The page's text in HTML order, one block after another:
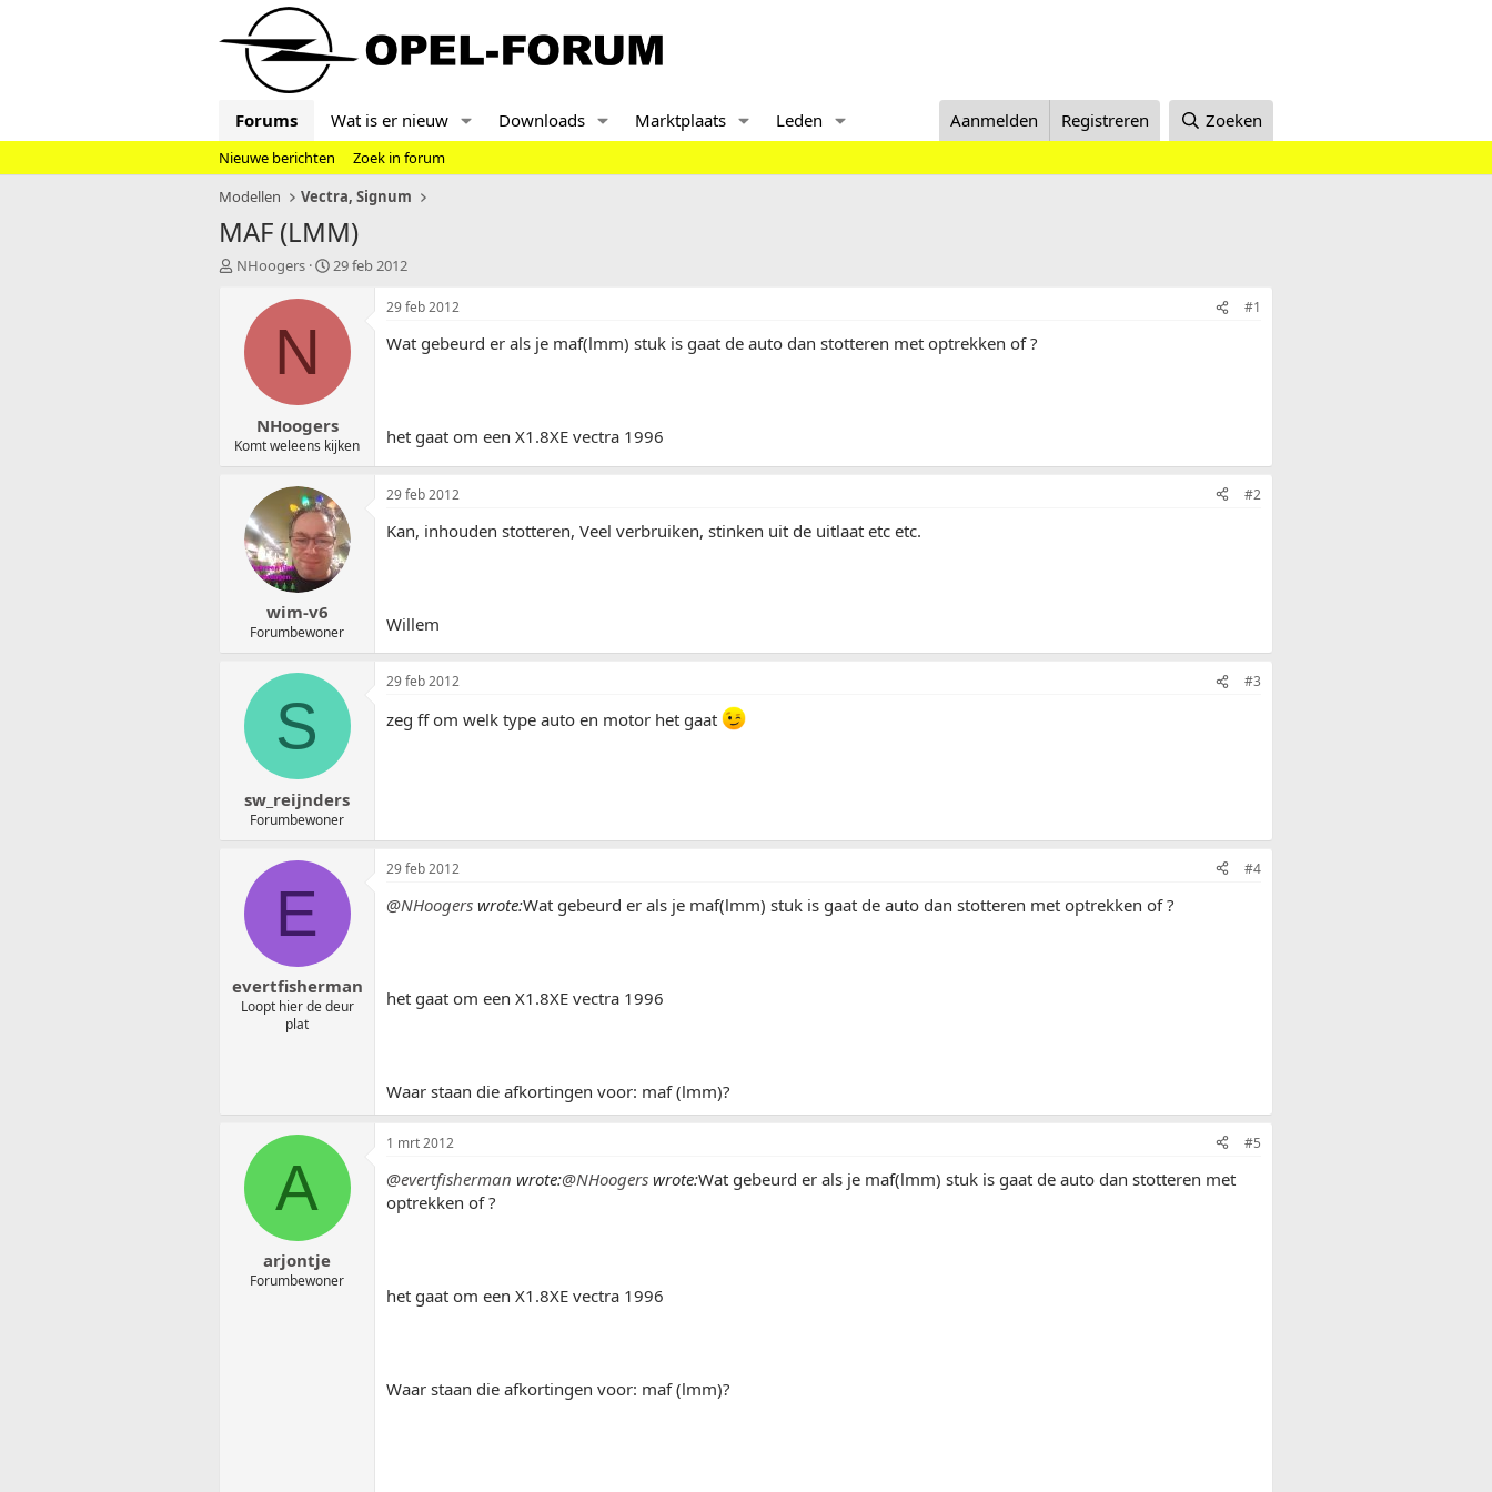
Forums Wat is er nieuw Downloads Marktplaats Leden Aanmelden Registreren Zoeken
Nieuwe berichten
Zoek in forum
Modellen
Vectra, Signum
MAF (LMM)
T
t
e
NHoogers
S
a
u
m
29 feb 2012
N
NHoogers
Komt weleens kijken
29 feb 2012 #1
Wat gebeurd er als je maf(lmm) stuk is gaat de auto dan stotteren met optrekken of ?
het gaat om een X1.8XE vectra 1996
wim-v6
Forumbewoner
29 feb 2012 #2
Kan, inhouden stotteren, Veel verbruiken, stinken uit de uitlaat etc etc.
Willem
S
sw_reijnders
Forumbewoner
29 feb 2012 #3
zeg ff om welk type auto en motor het gaat
E
evertfisherman
Loopt hier de deur
plat
29 feb 2012 #4
@NHoogers wrote:Wat gebeurd er als je maf(lmm) stuk is gaat de auto dan stotteren met optrekken of ?
het gaat om een X1.8XE vectra 1996
Waar staan die afkortingen voor: maf (lmm)?
A
arjontje
Forumbewoner
1 mrt 2012 #5
@evertfisherman wrote:@NHoogers wrote:Wat gebeurd er als je maf(lmm) stuk is gaat de auto dan stotteren met
optrekken of ?
het gaat om een X1.8XE vectra 1996
Waar staan die afkortingen voor: maf (lmm)?